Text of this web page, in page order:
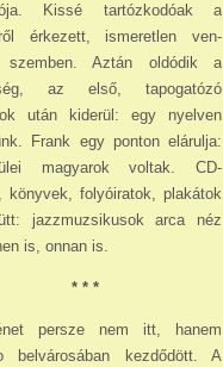
Kissé tartózkodóak a
érkezett, ismeretlen ven­
szemben. Aztán oldódik a
az első, tapogatózó
után kiderül: egy nyelven
Frank egy ponton elárulja:
magyarok voltak. CD-
könyvek, folyóiratok, plakátok
jazzmuzsikusok arca néz
is, onnan is.
* * *
persze nem itt, hanem
belvárosában kezdődött. A